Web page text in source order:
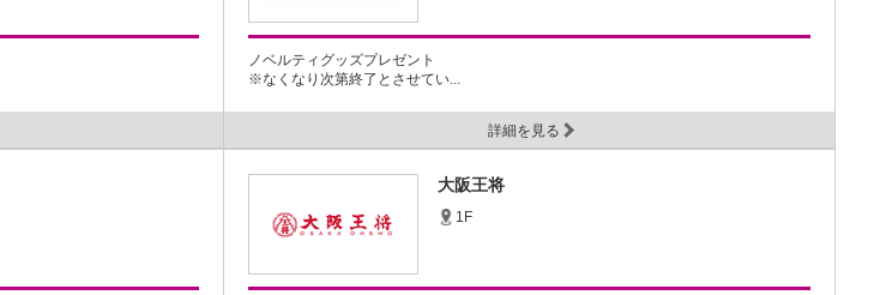
ノベルティグッズプレゼント
※なくなり次第終了とさせてい...
詳細を見る
大阪王将
1F